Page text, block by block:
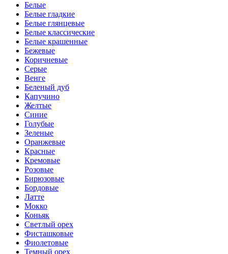
Белые
Белые гладкие
Белые глянцевые
Белые классические
Белые крашенные
Бежевые
Коричневые
Серые
Венге
Беленый дуб
Капучино
Желтые
Синие
Голубые
Зеленые
Оранжевые
Красные
Кремовые
Розовые
Бирюзовые
Бордовые
Латте
Мокко
Коньяк
Светлый орех
Фисташковые
Фиолетовые
Темный орех